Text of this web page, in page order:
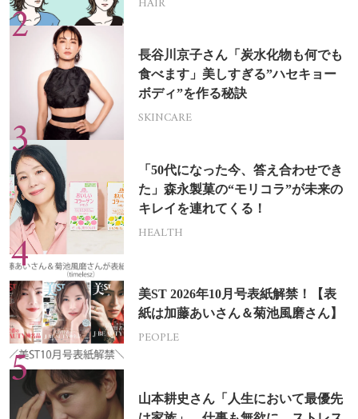
長谷川京子さん「炭水化物も何でも
食べます」美しすぎる”ハセキョー
ボディ”を作る秘訣
SKINCARE
「50代になった今、答え合わせでき
た」森永製菓の“モリコラ”が未来の
キレイを連れてくる！
HEALTH
美ST 2026年10月号表紙解禁！【表
紙は加藤あいさん＆菊池風磨さん】
PEOPLE
山本耕史さん「人生において最優先